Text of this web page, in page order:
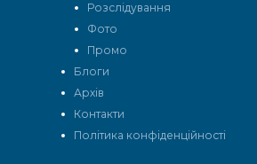
Розслідування
Фото
Промо
Блоги
Архів
Контакти
Політика конфіденційності